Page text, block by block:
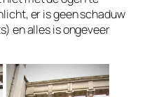
er is geen schaduw
en alles is ongeveer